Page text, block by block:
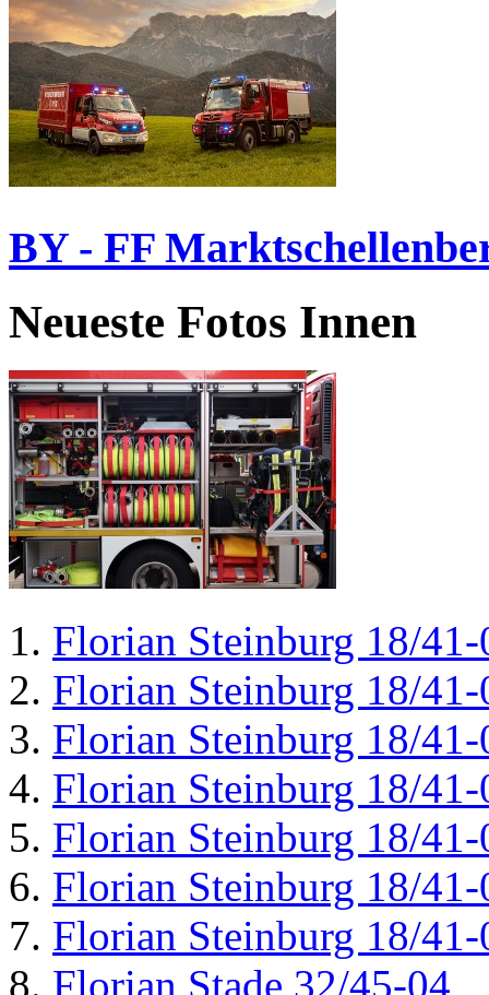
BY - FF
Neueste Fotos Innen
Florian Steinburg 18/41-
Florian Steinburg 18/41-
Florian Steinburg 18/41-
Florian Steinburg 18/41-
Florian Steinburg 18/41-
Florian Steinburg 18/41-
Florian Steinburg 18/41-
Florian Stade 32/45-04